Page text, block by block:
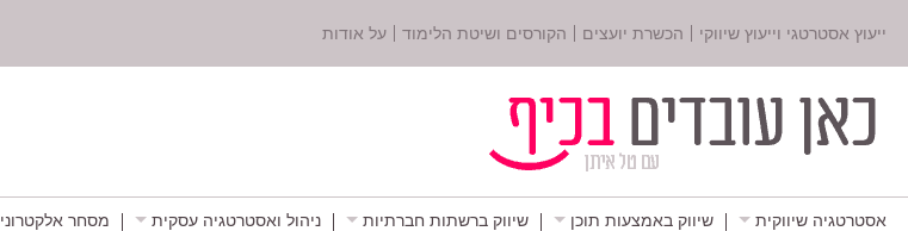
ייעוץ אסטרטגי וייעוץ שיווקי הכשרת יועצים הקורסים ושיטת הלימוד על אודות
אסטרטגיה שיווקית שיווק באמצעות תוכן שיווק ברשתות חברתיות ניהול ואסטרטגיה עסקית מסחר אלקטרוני